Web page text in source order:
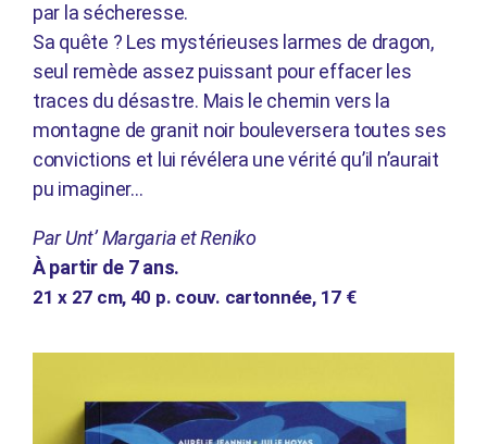
par la sécheresse.
Sa quête ? Les mystérieuses larmes de dragon,
seul remède assez puissant pour effacer les
traces du désastre. Mais le chemin vers la
montagne de granit noir bouleversera toutes ses
convictions et lui révélera une vérité qu’il n’aurait
pu imaginer…
Par Unt’ Margaria et Reniko
À partir de 7 ans.
21 x 27 cm, 40 p. couv. cartonnée, 17 €